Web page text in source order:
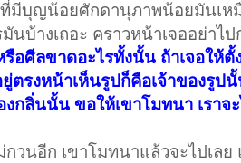
ที่มีบุญน้อยศักดานุภาพน้อยมันเ
นบ้างเถอะ คราวหน้าเจออย่าไ
อศีลขาดอะไรทั้งนั้น ถ้าเจอใ
ตรงหน้าเห็นรูปก็คือเจ้าของรูป
กลิ่นนั้น ขอให้เขาโมทนา เรา
วนอีก เขาโมทนาแล้วจะไปเล